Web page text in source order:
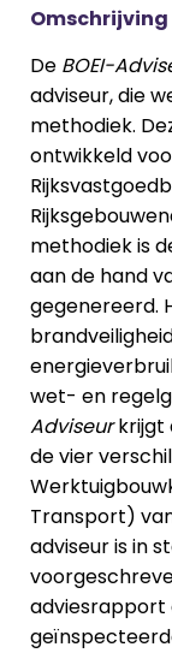
Omschrijving
De BOEI-
adviseur, die
methodiek.
ontwikkeld
methodiek is
aan de hand
gegenereerd.
wet- en
Adviseurkrijgt
de vier
Transport)
adviseur is in
adviesrapport